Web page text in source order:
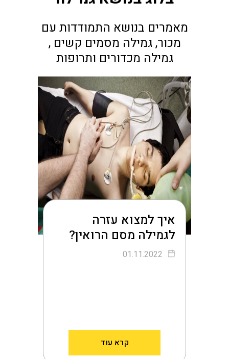
מאמרים בנושא התמודדות עם
מכור, גמילה מסמים קשים ,
גמילה מכדורים ותרופות
איך למצוא עזרה
לגמילה מסם הרואין?
01.11.2022
קרא עוד